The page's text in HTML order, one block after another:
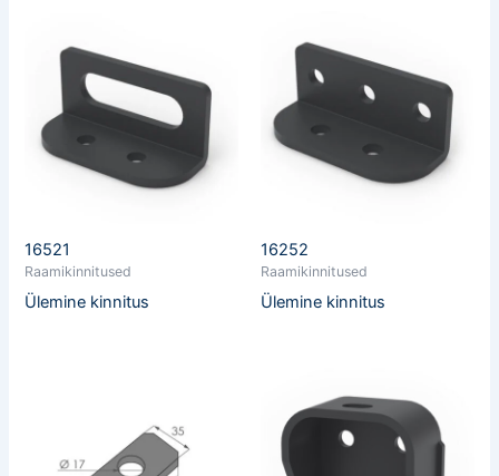
16521
Raamikinnitused
Ülemine kinnitus
16252
Raamikinnitused
Ülemine kinnitus